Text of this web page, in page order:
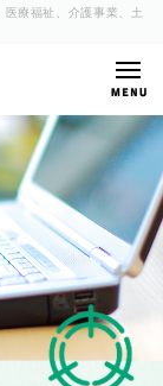
医療福祉、介護事業、土